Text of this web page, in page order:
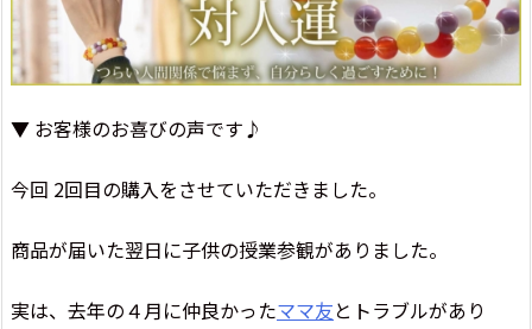
▼ お客様のお喜びの声です♪
今回 2回目の購入をさせていただきました。
商品が届いた翌日に子供の授業参観がありました。
実は、去年の４月に仲良かったママ友とトラブルがあり